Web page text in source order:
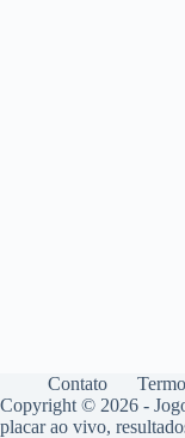
Contato
Copyright © 2026 -
placar ao vivo,